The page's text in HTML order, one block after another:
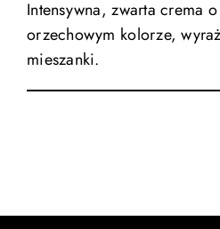
Intensywna, zwarta crema
orzechowym kolorze,
mieszanki.